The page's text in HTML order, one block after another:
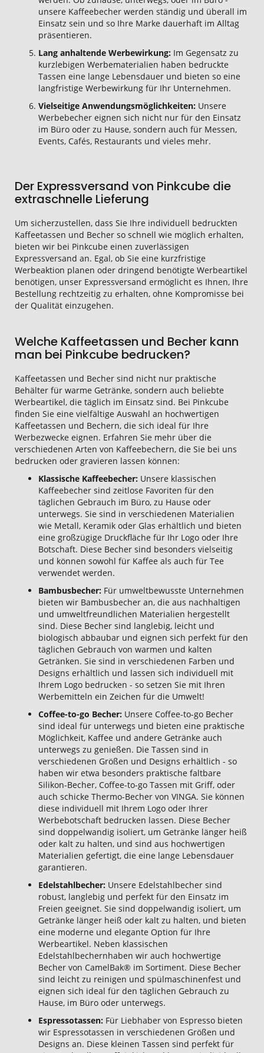
unsere Kaffeebecher werden ständig und überall im
Einsatz sein und so Ihre Marke dauerhaft im Alltag
präsentieren.
Lang anhaltende Werbewirkung: Im Gegensatz zu
kurzlebigen Werbematerialien haben bedruckte
Tassen eine lange Lebensdauer und bieten so eine
langfristige Werbewirkung für Ihr Unternehmen.
Vielseitige Anwendungsmöglichkeiten: Unsere
Werbebecher eignen sich nicht nur für den Einsatz
im Büro oder zu Hause, sondern auch für Messen,
Events, Cafés, Restaurants und vieles mehr.
Der Expressversand von Pinkcube die
extraschnelle Lieferung
Um sicherzustellen, dass Sie Ihre individuell bedruckten
Kaffeetassen und Becher so schnell wie möglich erhalten,
bieten wir bei Pinkcube einen zuverlässigen
Expressversand an. Egal, ob Sie eine kurzfristige
Werbeaktion planen oder dringend benötigte Werbeartikel
benötigen, unser Expressversand ermöglicht es Ihnen, Ihre
Bestellung rechtzeitig zu erhalten, ohne Kompromisse bei
der Qualität einzugehen.
Welche Kaffeetassen und Becher kann
man bei Pinkcube bedrucken?
Kaffeetassen und Becher sind nicht nur praktische
Behälter für warme Getränke, sondern auch beliebte
Werbeartikel, die täglich im Einsatz sind. Bei Pinkcube
finden Sie eine vielfältige Auswahl an hochwertigen
Kaffeetassen und Bechern, die sich ideal für Ihre
Werbezwecke eignen. Erfahren Sie mehr über die
verschiedenen Arten von Kaffeebechern, die Sie bei uns
bedrucken oder gravieren lassen können:
Klassische Kaffeebecher: Unsere klassischen
Kaffeebecher sind zeitlose Favoriten für den
täglichen Gebrauch im Büro, zu Hause oder
unterwegs. Sie sind in verschiedenen Materialien
wie Metall, Keramik oder Glas erhältlich und bieten
eine großzügige Druckfläche für Ihr Logo oder Ihre
Botschaft. Diese Becher sind besonders vielseitig
und können sowohl für Kaffee als auch für Tee
verwendet werden.
Bambusbecher: Für umweltbewusste Unternehmen
bieten wir Bambusbecher an, die aus nachhaltigen
und umweltfreundlichen Materialien hergestellt
sind. Diese Becher sind langlebig, leicht und
biologisch abbaubar und eignen sich perfekt für den
täglichen Gebrauch von warmen und kalten
Getränken. Sie sind in verschiedenen Farben und
Designs erhältlich und lassen sich individuell mit
Ihrem Logo bedrucken - so setzen Sie mit Ihren
Werbemitteln ein Zeichen für die Umwelt!
Coffee-to-go Becher: Unsere Coffee-to-go Becher
sind ideal für unterwegs und bieten eine praktische
Möglichkeit, Kaffee und andere Getränke auch
unterwegs zu genießen. Die Tassen sind in
verschiedenen Größen und Designs erhältlich - so
haben wir etwa besonders praktische faltbare
Silikon-Becher, Coffee-to-go Tassen mit Griff, oder
auch schicke Thermo-Becher von VINGA. Sie können
diese individuell mit Ihrem Logo oder Ihrer
Werbebotschaft bedrucken lassen. Diese Becher
sind doppelwandig isoliert, um Getränke länger heiß
oder kalt zu halten, und sind aus hochwertigen
Materialien gefertigt, die eine lange Lebensdauer
garantieren.
Edelstahlbecher: Unsere Edelstahlbecher sind
robust, langlebig und perfekt für den Einsatz im
Freien geeignet. Sie sind doppelwandig isoliert, um
Getränke länger heiß oder kalt zu halten, und bieten
eine moderne und elegante Option für Ihre
Werbeartikel. Neben klassischen
Edelstahlbechernhaben wir auch hochwertige
Becher von CamelBak® im Sortiment. Diese Becher
sind leicht zu reinigen und spülmaschinenfest und
eignen sich ideal für den täglichen Gebrauch zu
Hause, im Büro oder unterwegs.
Espressotassen: Für Liebhaber von Espresso bieten
wir Espressotassen in verschiedenen Größen und
Designs an. Diese kleinen Tassen sind perfekt für